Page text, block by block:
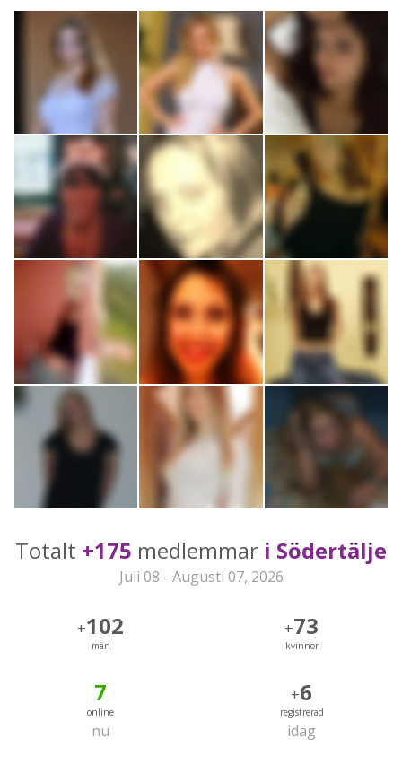
Totalt +175 medlemmar i Södertälje
Juli 08 - Augusti 07, 2026
+102
män
+73
kvinnor
7
online
nu
+6
registrerad
idag